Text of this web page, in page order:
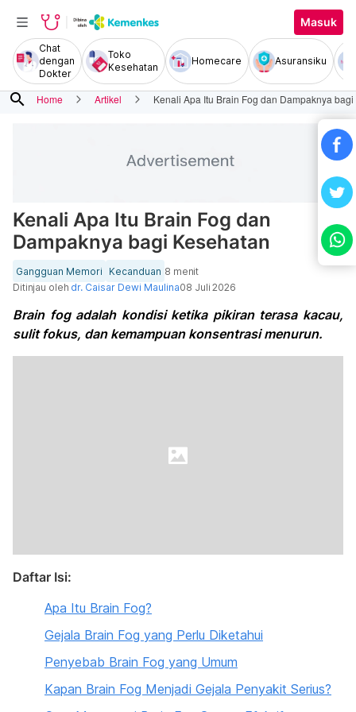
Masuk
Chat
dengan
Dokter
Toko
Kesehatan
Homecare Asuransiku
search Home Artikel Kenali Apa Itu Brain Fog dan Dampaknya
Kenali Apa Itu Brain Fog dan
Dampaknya bagi Kesehatan
Gangguan Memori Kecanduan 8 menit
Ditinjau oleh dr. Caisar Dewi Maulina08 Juli 2026
Brain fog adalah kondisi ketika pikiran terasa kacau,
sulit fokus, dan kemampuan konsentrasi menurun.
Daftar Isi:
Apa Itu Brain Fog?
Gejala Brain Fog yang Perlu Diketahui
Penyebab Brain Fog yang Umum
Kapan Brain Fog Menjadi Gejala Penyakit Serius?